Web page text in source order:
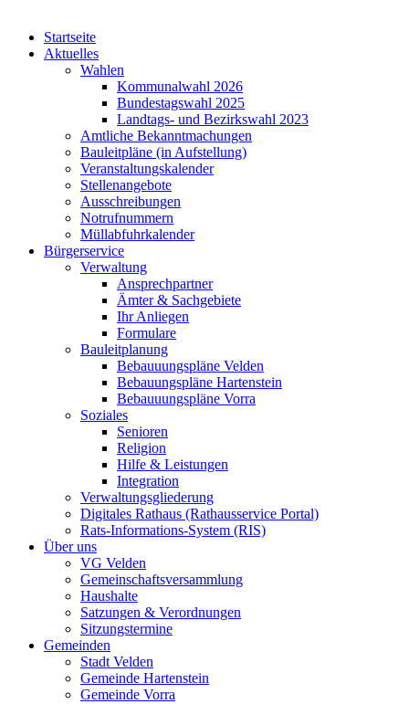
Startseite
Aktuelles
Wahlen
Kommunalwahl 2026
Bundestagswahl 2025
Landtags- und Bezirkswahl 2023
Amtliche Bekanntmachungen
Bauleitpläne (in Aufstellung)
Veranstaltungskalender
Stellenangebote
Ausschreibungen
Notrufnummern
Müllabfuhrkalender
Bürgerservice
Verwaltung
Ansprechpartner
Ämter & Sachgebiete
Ihr Anliegen
Formulare
Bauleitplanung
Bebauuungspläne Velden
Bebauungspläne Hartenstein
Bebauuungspläne Vorra
Soziales
Senioren
Religion
Hilfe & Leistungen
Integration
Verwaltungsgliederung
Digitales Rathaus (Rathausservice Portal)
Rats-Informations-System (RIS)
Über uns
VG Velden
Gemeinschaftsversammlung
Haushalte
Satzungen & Verordnungen
Sitzungstermine
Gemeinden
Stadt Velden
Gemeinde Hartenstein
Gemeinde Vorra